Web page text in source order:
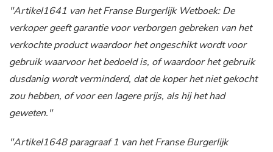
"Artikel1641 van het Franse Burgerlijk Wetboek: De
verkoper geeft garantie voor verborgen gebreken van het
verkochte product waardoor het ongeschikt wordt voor
gebruik waarvoor het bedoeld is, of waardoor het gebruik
dusdanig wordt verminderd, dat de koper het niet gekocht
zou hebben, of voor een lagere prijs, als hij het had
geweten."
"Artikel1648 paragraaf 1 van het Franse Burgerlijk